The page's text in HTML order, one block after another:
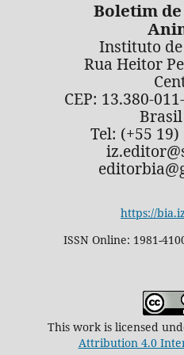
Boletim
Instituto
Rua Heitor
CEP: 13.380-
Brasil
Tel: (+55
https://
ISSN Online: 1981-
This work is licensed
Attribution 4.0